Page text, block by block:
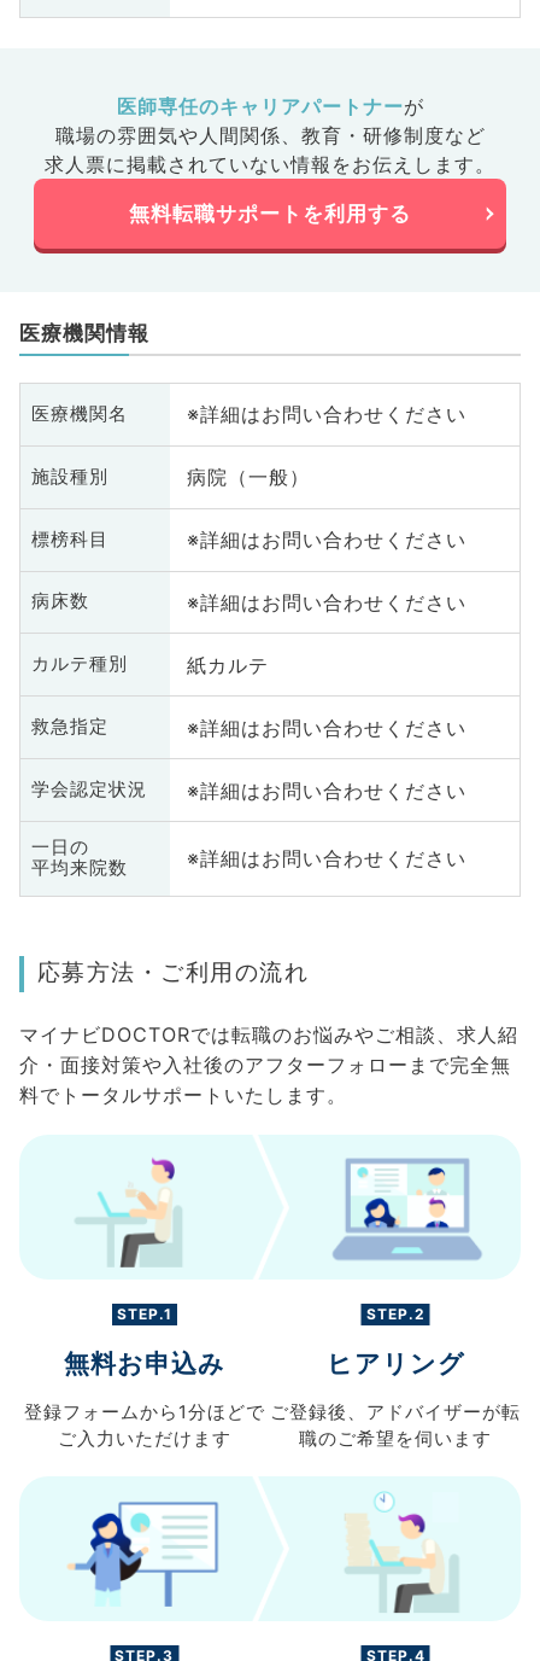
医師専任のキャリアパートナーが
職場の雰囲気や人間関係、 教育・研修制度など
求人票に掲載されていない情報をお伝えします。
無料転職サポートを利用する
医療機関情報
医療機関名 ※詳細はお問い合わせください
施設種別 病院（一般）
標榜科目 ※詳細はお問い合わせください
病床数 ※詳細はお問い合わせください
カルテ種別 紙カルテ
救急指定 ※詳細はお問い合わせください
学会認定状況 ※詳細はお問い合わせください
一日の
平均来院数
※詳細はお問い合わせください
応募方法・ご利用の流れ
マイナビDOCTORでは転職のお悩みやご相談、求人紹
介・面接対策や入社後のアフターフォローまで完全無
料でトータルサポートいたします。
STEP.1
無料お申込み
登録フォームから 1分ほどで
ご入力 いただけます
STEP.2
ヒアリング
ご登録後、 アドバイザーが転
職のご希望を伺います
STEP.3 STEP.4